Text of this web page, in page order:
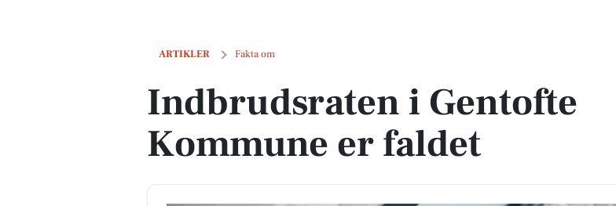
ARTIKLER Fakta om
Indbrudsraten i Gentofte Kommune er faldet
Indbrudsraten i Gentofte
Kommune er faldet